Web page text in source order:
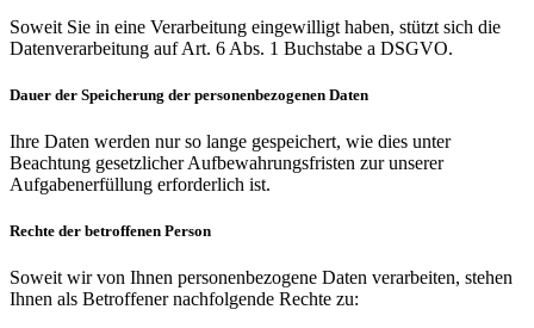
Soweit Sie in eine Verarbeitung eingewilligt haben, stützt sich die
Datenverarbeitung auf Art. 6 Abs. 1 Buchstabe a DSGVO.
Dauer der Speicherung der personenbezogenen Daten
Ihre Daten werden nur so lange gespeichert, wie dies unter
Beachtung gesetzlicher Aufbewahrungsfristen zur unserer
Aufgabenerfüllung erforderlich ist.
Rechte der betroffenen Person
Soweit wir von Ihnen personenbezogene Daten verarbeiten, stehen
Ihnen als Betroffener nachfolgende Rechte zu: